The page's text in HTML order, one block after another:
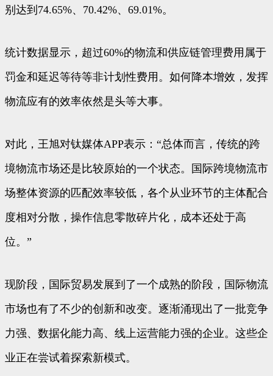
别达到74.65%、70.42%、69.01%。
统计数据显示，超过60%的物流和供应链管理费用属于
罚金和延迟等待等非计划性费用。如何降本增效，发挥
物流应有的效率依然是头等大事。
对此，王旭对钛媒体APP表示：“总体而言，传统的跨
境物流市场还是比较原始的一个状态。国际跨境物流市
场整体资源的匹配效率较低，各个从业环节的主体配合
度相对分散，操作信息零散碎片化，成本还处于高
位。”
现阶段，国际贸易发展到了一个成熟的阶段，国际物流
市场也有了不少的创新和改变。逐渐涌现出了一批竞争
力强、数据化能力高、线上运营能力强的企业。这些企
业正在尝试着探索新模式。